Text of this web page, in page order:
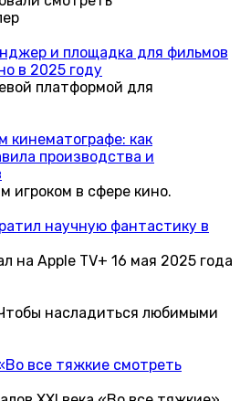
и площадка для фильмов
в 2025 году
платформой для
кинематографе: как
производства и
игроком в сфере кино.
научную фантастику в
на Apple TV+ 16 мая 2025 года
насладиться любимыми
все тяжкие смотреть